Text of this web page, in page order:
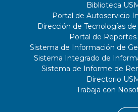
Biblioteca
Portal de Autoservicio
Dirección de Tecnologías
Portal de Reportes
Sistema de Información de
Sistema Integrado de
Sistema de Informe de
Directorio
Trabaja con